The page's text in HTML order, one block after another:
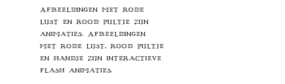
Afbeeldingen met rode
lijst en rood pijltje zijn
animaties. Afbeeldingen
met rode lijst, rood pijltje
en handje zijn interactieve
flash animaties.